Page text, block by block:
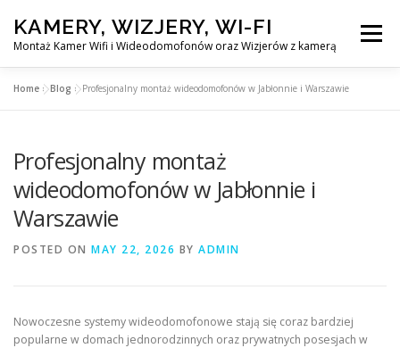
content
KAMERY, WIZJERY, WI-FI
Montaż Kamer Wifi i Wideodomofonów oraz Wizjerów z kamerą
Menu
MONTAŻ WIDEDOMOFONÓW
Home »Blog »Profesjonalny montaż wideodomofonów w Jabłonnie i Warszawie
Profesjonalny montaż
wideodomofonów w Jabłonnie i
Warszawie
POSTED ON MAY 22, 2026 BY ADMIN
Nowoczesne systemy wideodomofonowe stają się coraz bardziej
popularne w domach jednorodzinnych oraz prywatnych posesjach w